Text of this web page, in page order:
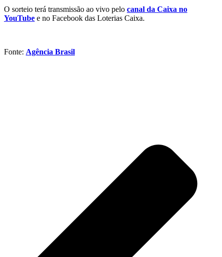
O sorteio terá transmissão ao vivo pelo canal da Caixa no
YouTube e no Facebook das Loterias Caixa.
Fonte: Agência Brasil